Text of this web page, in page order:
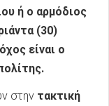
ή ο αρμόδιος
(30)
είναι ο
στην τακτική